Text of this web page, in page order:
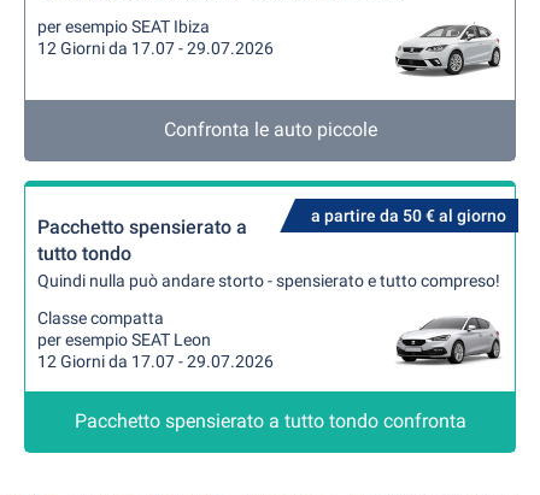
per esempio SEAT Ibiza
12 Giorni da 17.07 - 29.07.2026
Confronta le auto piccole
a partire da 50 € al giorno
Pacchetto spensierato a
tutto tondo
Quindi nulla può andare storto - spensierato e tutto compreso!
Classe compatta
per esempio SEAT Leon
12 Giorni da 17.07 - 29.07.2026
Pacchetto spensierato a tutto tondo confronta